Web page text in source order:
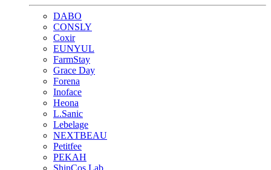
DABO
CONSLY
Coxir
EUNYUL
FarmStay
Grace Day
Forena
Inoface
Heona
L.Sanic
Lebelage
NEXTBEAU
Petitfee
PEKAH
ShinCos.Lab